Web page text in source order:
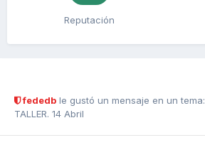
Reputación
fededb le gustó un mensaje en un tema:
TALLER. 14 Abril